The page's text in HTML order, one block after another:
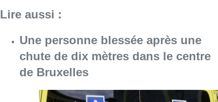
Lire aussi :
Une personne blessée après une
chute de dix mètres dans le centre
de Bruxelles